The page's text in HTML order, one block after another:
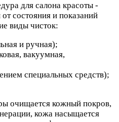
для салона красоты -
состояния и показаний
виды чисток:
и ручная);
вакуумная,
специальных средств);
очищается кожный покров,
кожа насыщается